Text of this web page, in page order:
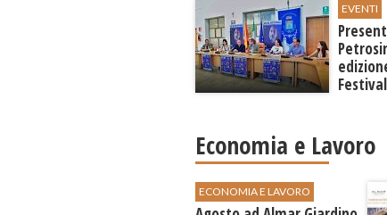
EVENTI
Festival
"Voci dal
Economia e Lavoro
ECONOMIA E LAVORO